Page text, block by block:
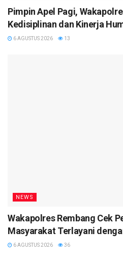
Pimpin Apel Pagi,
Kedisiplinan dan Kinerja
6 AGUSTUS 2026 13
NEWS
Wakapolres Rembang Cek
Masyarakat Terlayani
6 AGUSTUS 2026 36